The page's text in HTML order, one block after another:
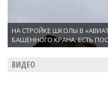
НА СТРОЙКЕ ШКОЛЫ В
БАШЕННОГО КРАНА. ЕСТЬ
ВИДЕО